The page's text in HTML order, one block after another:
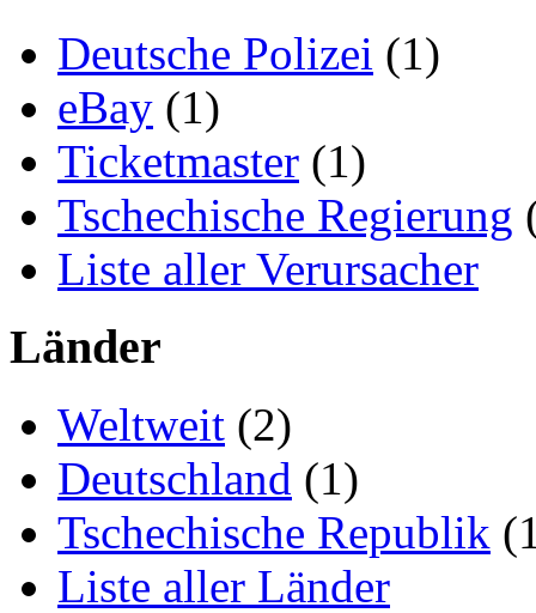
Deutsche Polizei (1)
eBay (1)
Ticketmaster (1)
Tschechische Regierung
Liste aller Verursacher
Länder
Weltweit (2)
Deutschland (1)
Tschechische Republik
Liste aller Länder